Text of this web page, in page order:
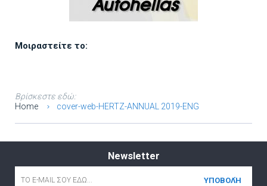
Μοιραστείτε το:
Βρίσκεστε εδώ:
Home
cover-web-HERTZ-ANNUAL 2019-ENG
Newsletter